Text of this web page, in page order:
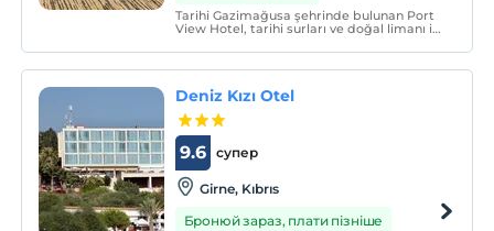
Tarihi Gazimağusa şehrinde bulunan Port
View Hotel, tarihi surları ve doğal limanı ile
özel bir konumda yer alıyor.
Deniz Kızı Otel
супер
9.6
Girne, Kıbrıs
Бронюй зараз, плати пізніше